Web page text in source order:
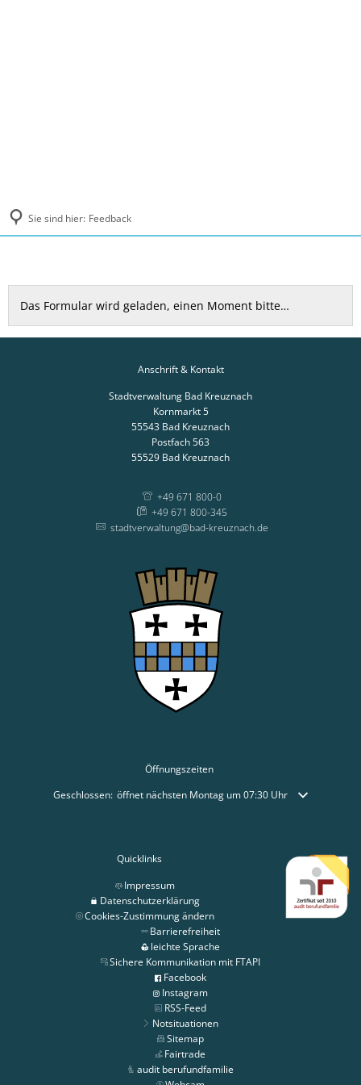
Sie sind hier: Feedback
Feedback
Das Formular wird geladen, einen Moment bitte…
Anschrift & Kontakt
Stadtverwaltung Bad Kreuznach
Kornmarkt 5
55543 Bad Kreuznach
Postfach 563
55529 Bad Kreuznach
+49 671 800-0
+49 671 800-345
stadtverwaltung@bad-kreuznach.de
Öffnungszeiten
Klicken, um weitere Öffnungs- oder Schließzeiten auszublenden
Geschlossen: öffnet nächsten Montag um 07:30 Uhr
Quicklinks
Impressum
Datenschutzerklärung
Cookies-Zustimmung ändern
Barrierefreiheit
leichte Sprache
Sichere Kommunikation mit FTAPI
Facebook
Instagram
RSS-Feed
Notsituationen
Sitemap
Fairtrade
audit berufundfamilie